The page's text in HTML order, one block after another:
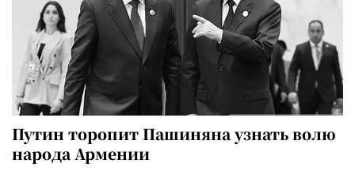
Путин торопит Пашиняна узнать волю
народа Армении